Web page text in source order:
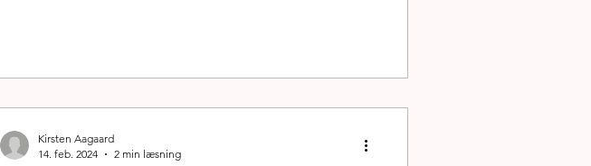
Kirsten Aagaard
14. feb. 2024
2 min læsning